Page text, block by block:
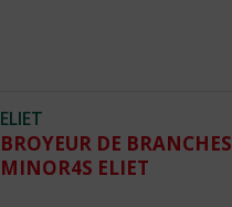
ELIET
BROYEUR DE BRANCHES
MINOR4S ELIET